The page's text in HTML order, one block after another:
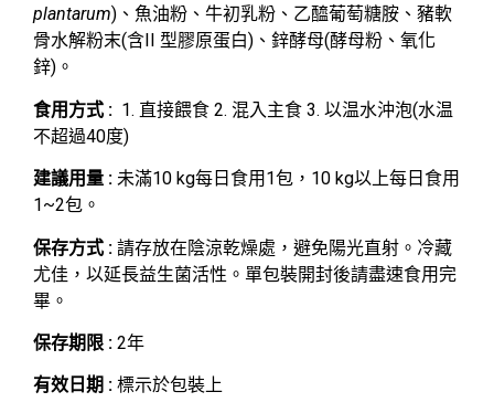
plantarum)、魚油粉、牛初乳粉、乙醯葡萄糖胺、豬軟
骨水解粉末(含II 型膠原蛋白)、鋅酵母(酵母粉、氧化
鋅)。
食用方式 : 1. 直接餵食 2. 混入主食 3. 以温水沖泡(水温
不超過40度)
建議用量 : 未滿10 kg每日食用1包，10 kg以上每日食用
1~2包。
保存方式 : 請存放在陰涼乾燥處，避免陽光直射。冷藏
尤佳，以延長益生菌活性。單包裝開封後請盡速食用完
畢。
保存期限 : 2年
有效日期 : 標示於包裝上